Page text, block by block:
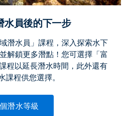
水員後的下一步
潛水員」課程，深入探索水下
解鎖更多潛點！您可選擇「富
程以延長潛水時間，此外還有
課程供您選擇。
潛水等級